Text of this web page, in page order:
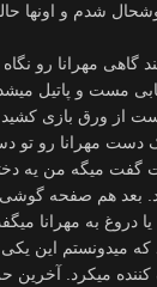
شدم و اونها
مهرانا رو نگاه
از ورق بازی
مهرانا رو تو
بعد هم صفحه گوشی
یا دروغ به
میدونستم این
کننده میکرد.